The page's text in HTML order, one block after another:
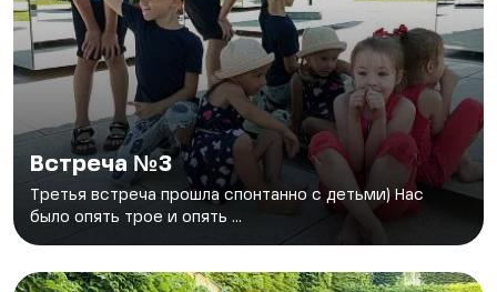
Встреча №3
Третья встреча прошла спонтанно с детьми) Нас
было опять трое и опять ...